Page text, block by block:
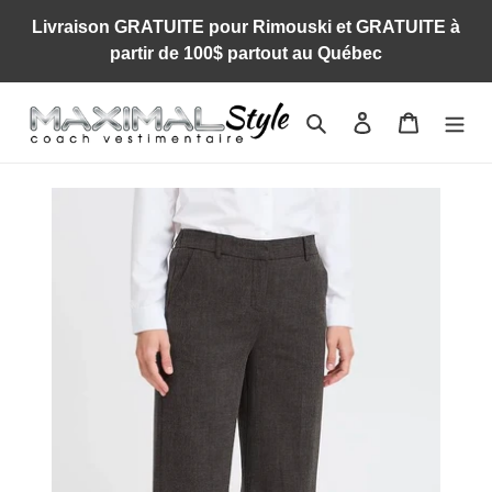
Livraison GRATUITE pour Rimouski et GRATUITE à
partir de 100$ partout au Québec
RechercherSe connecter
Panier